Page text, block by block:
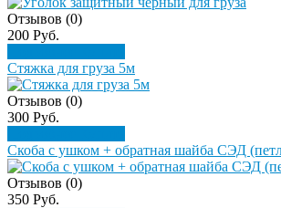
Отзывов (0)
200 Руб.
Стяжка для груза 5м
Отзывов (0)
300 Руб.
Скоба с ушком + обратная шайба СЭД
Отзывов (0)
350 Руб.